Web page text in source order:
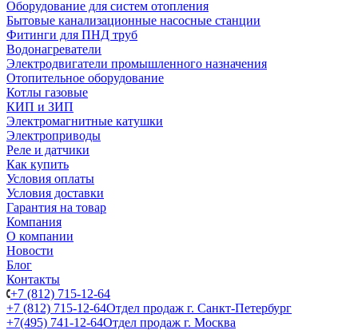
Оборудование для систем отопления
Бытовые канализационные насосные станции
Фитинги для ПНД труб
Водонагреватели
Электродвигатели промышленного назначения
Отопительное оборудование
Котлы газовые
КИП и ЗИП
Электромагнитные катушки
Электроприводы
Реле и датчики
Как купить
Условия оплаты
Условия доставки
Гарантия на товар
Компания
О компании
Новости
Блог
Контакты
+7 (812) 715-12-64
+7 (812) 715-12-64Отдел продаж г. Санкт-Петербург
+7(495) 741-12-64Отдел продаж г. Москва